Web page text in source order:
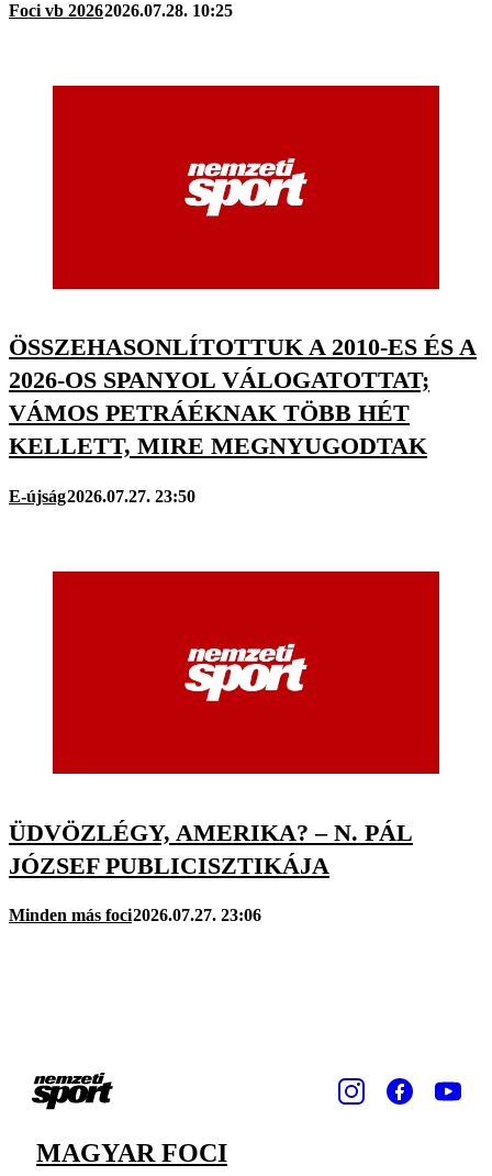
Foci vb 20262026.07.28. 10:25
ÖSSZEHASONLÍTOTTUK A 2010-ES ÉS A
2026-OS SPANYOL VÁLOGATOTTAT;
VÁMOS PETRÁÉKNAK TÖBB HÉT
KELLETT, MIRE MEGNYUGODTAK
E-újság2026.07.27. 23:50
ÜDVÖZLÉGY, AMERIKA? – N. PÁL
JÓZSEF PUBLICISZTIKÁJA
Minden más foci2026.07.27. 23:06
MAGYAR FOCI